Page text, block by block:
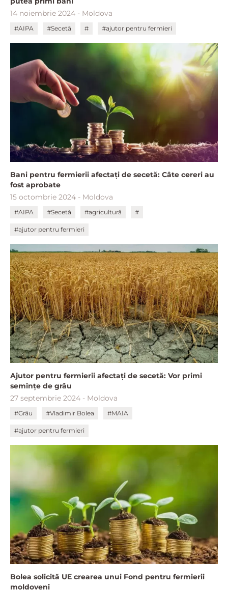
14 noiembrie 2024 - Moldova
#AIPA #Secetă # #ajutor pentru fermieri
Bani pentru fermierii afectați de secetă: Câte cereri au
fost aprobate
15 octombrie 2024 - Moldova
#AIPA #Secetă #agricultură #
#ajutor pentru fermieri
Ajutor pentru fermierii afectați de secetă: Vor primi
semințe de grâu
27 septembrie 2024 - Moldova
#Grâu #Vladimir Bolea #MAIA
#ajutor pentru fermieri
Bolea solicită UE crearea unui Fond pentru fermierii
moldoveni